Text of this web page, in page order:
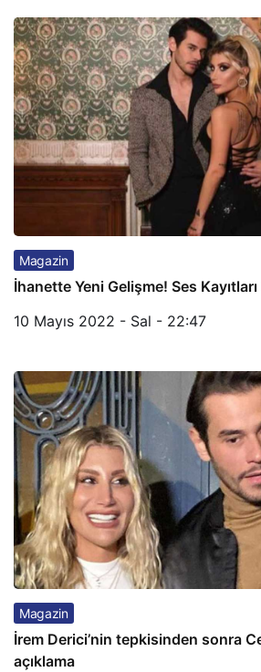
Magazin
İhanette Yeni Gelişme! Ses Kayıtları
10 Mayıs 2022 - Sal - 22:47
Magazin
İrem Derici’nin tepkisinden sonra
açıklama